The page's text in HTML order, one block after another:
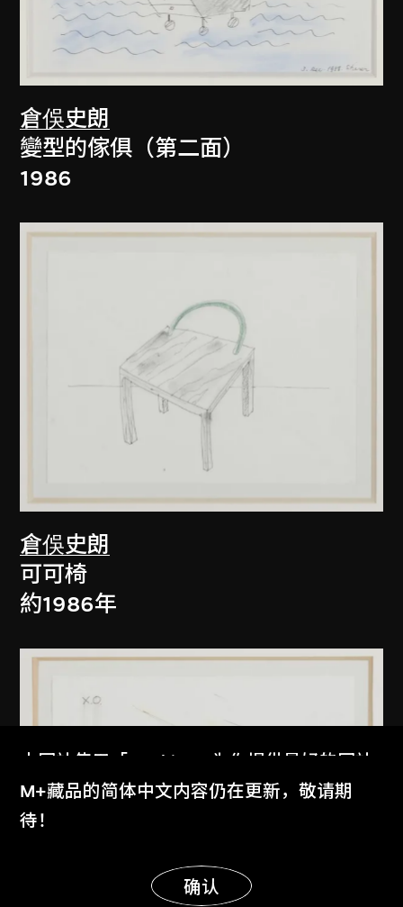
倉俁史朗
變型的傢俱（第二面）
1986
倉俁史朗
可可椅
約1986年
本网站使用「Cookies」为你提供最好的网站
体验。
了解更多
明白
M+藏品的简体中文内容仍在更新，敬请期
待！
确认
显示更多